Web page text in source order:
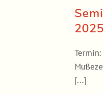
2025
[...]